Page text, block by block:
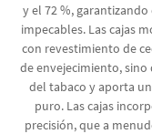
y el 72 %,
impecables. Las cajas
con revestimiento de
de envejecimiento,
del tabaco y aporta
puro. Las cajas
precisión, que a